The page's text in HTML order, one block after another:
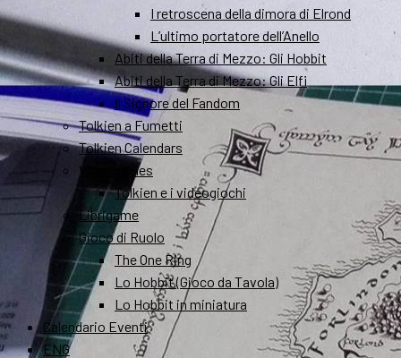
I retroscena della dimora di Elrond
L’ultimo portatore dell’Anello
Abiti della Terra di Mezzo: Gli Hobbit
Abiti della Terra di Mezzo: Gli Elfi
Il Signore del Fandom
Tolkien a Fumetti
Tolkien Calendars
Videogames
Tolkien e i videogiochi
Librigame
Gioco di Ruolo
The One Ring
Lo Hobbit (Gioco da Tavola)
Lo Hobbit in miniatura
Calendario Eventi
ENG